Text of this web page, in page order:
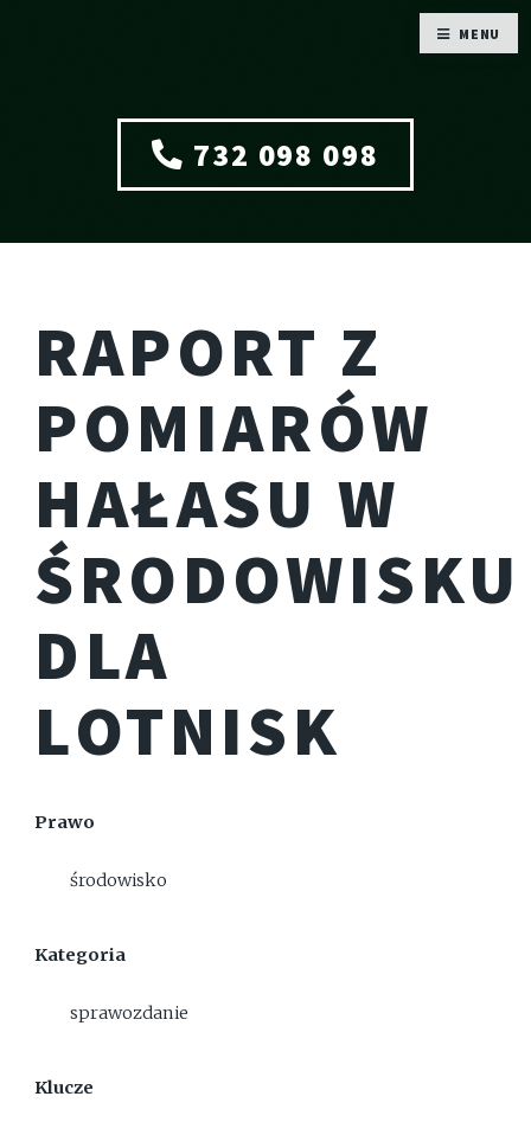
732 098 098
RAPORT Z
POMIARÓW
HAŁASU W
ŚRODOWISKU
DLA
LOTNISK
Prawo
środowisko
Kategoria
sprawozdanie
Klucze
MENU